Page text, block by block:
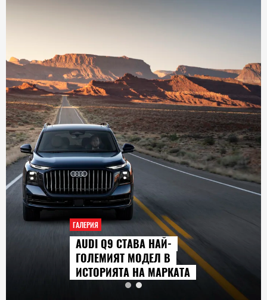
ГАЛЕРИЯ
AUDI Q9 СТАВА НАЙ-
ГОЛЕМИЯТ МОДЕЛ В
ИСТОРИЯТА НА МАРКАТА